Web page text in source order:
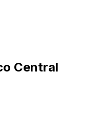
Central